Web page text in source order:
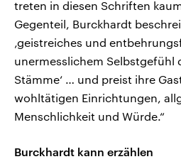
treten in diesen Schriften
Gegenteil, Burckhardt
‚geistreiches und
unermesslichem Selbstgefühl
Stämme‘ … und preist ihre
wohltätigen Einrichtungen,
Menschlichkeit und Würde.“
Burckhardt kann erzählen